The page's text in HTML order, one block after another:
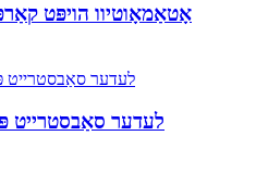
אָטאַמאָוטיוו הויפּט
לעדער סאַבסטרייט